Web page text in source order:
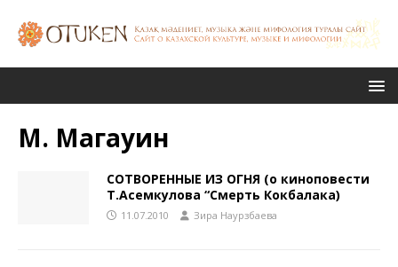
М. Магауин
СОТВОРЕННЫЕ ИЗ ОГНЯ (о киноповести
Т.Асемкулова “Смерть Кокбалака)
11.07.2010 Зира Наурзбаева